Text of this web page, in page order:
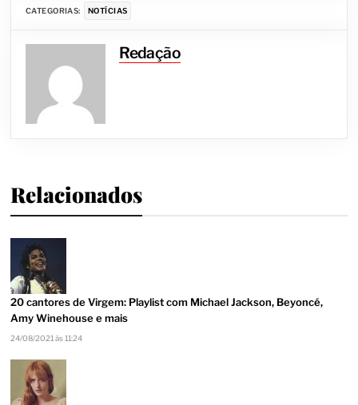
CATEGORIAS: NOTÍCIAS
Redação
Relacionados
20 cantores de Virgem: Playlist com Michael Jackson, Beyoncé,
Amy Winehouse e mais
24/08/2021 às 11:24